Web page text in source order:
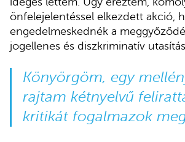
önfelejelentéssel elkezdett akció,
engedelmeskednék a
jogellenes és diszkriminatív
Könyörgöm, egy
rajtam kétnyelvű
kritikát fogalmazok